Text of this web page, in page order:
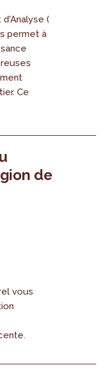
(
permet à
Ce
de
vous